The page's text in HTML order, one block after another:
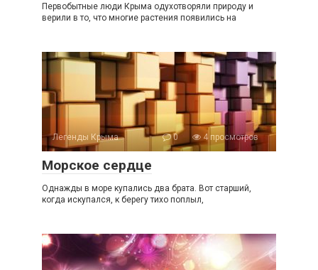
Первобытные люди Крыма одухотворяли природу и
верили в то, что многие растения появились на
Легенды Крыма 0 4 просмотров
Морское сердце
Однажды в море купались два брата. Вот старший,
когда искупался, к берегу тихо поплыл,